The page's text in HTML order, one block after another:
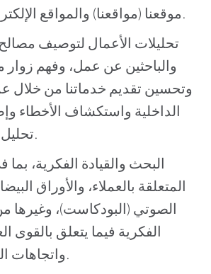
موقعنا (مواقعنا) والمواقع الإلكترونية الأخرى مثلاً.
والباحثين عن عمل، وفهم زوار
وتحسين تقديم خدماتنا من خلال
الداخلية واستكشاف الأخطاء
تحليل الأعمال الأخرى.
البحث والقيادة الفكرية،
المتعلقة بالعملاء، والأوراق
الصوتي (البودكاست)، وغيرها
الفكرية فيما يتعلق بالقوى
واتجاهات الصناعة والتحليل.